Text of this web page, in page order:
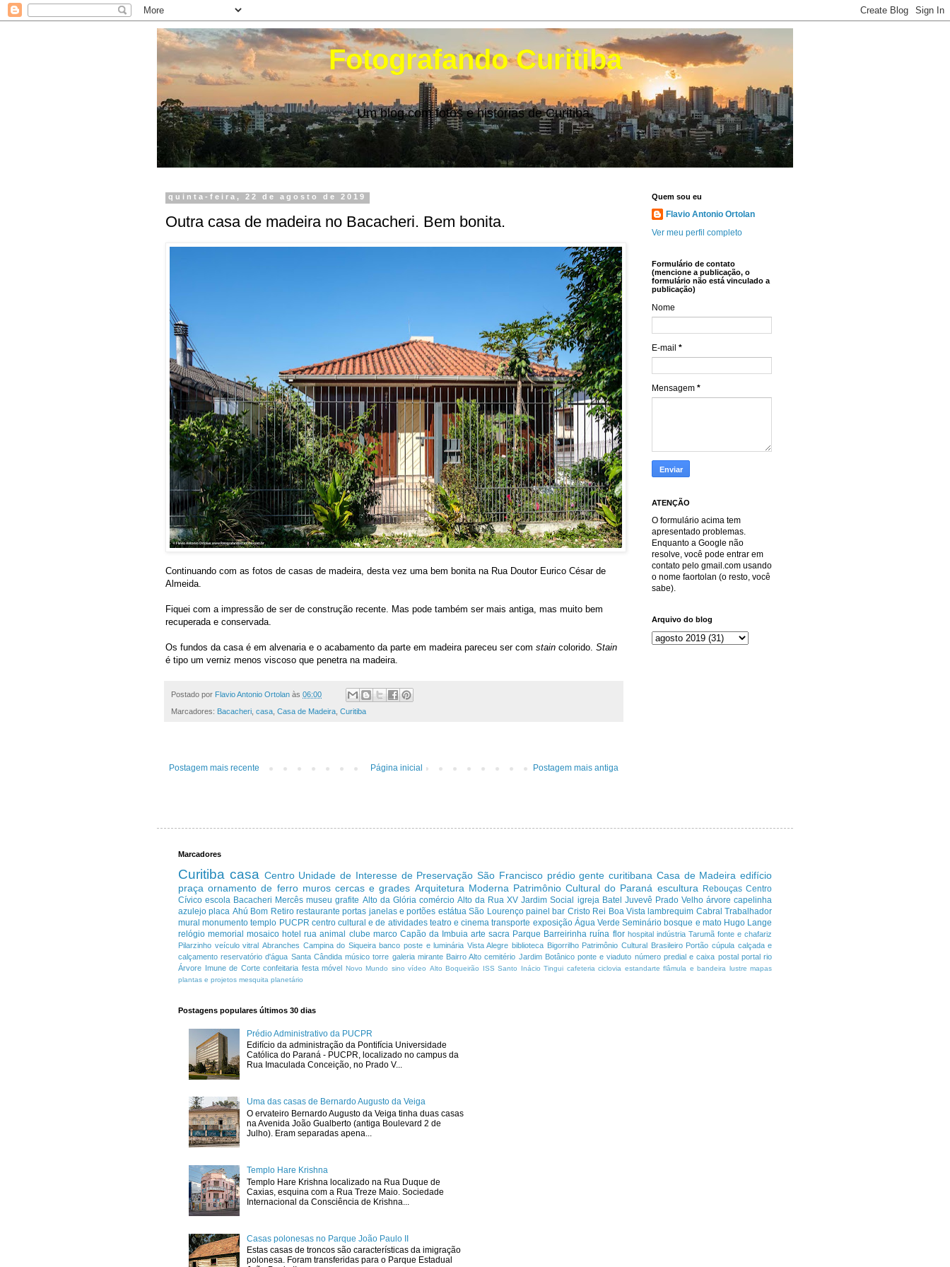
Fotografando Curitiba
Um blog com fotos e histórias de Curitiba.
quinta-feira, 22 de agosto de 2019
Outra casa de madeira no Bacacheri. Bem bonita.
Continuando com as fotos de casas de madeira, desta vez uma bem bonita na Rua Doutor Eurico César de
Almeida.
Fiquei com a impressão de ser de construção recente. Mas pode também ser mais antiga, mas muito bem
recuperada e conservada.
Os fundos da casa é em alvenaria e o acabamento da parte em madeira pareceu ser com stain colorido. Stain
é tipo um verniz menos viscoso que penetra na madeira.
Postado por Flavio Antonio Ortolan às 06:00
Marcadores: Bacacheri casa Casa de Madeira Curitiba
Postagem mais recente Postagem mais antiga
Página inicial
Quem sou eu
Flavio Antonio Ortolan
Ver meu perfil completo
Formulário de contato
(mencione a publicação, o
formulário não está vinculado a
publicação)
Nome
E-mail *
Mensagem *
ATENÇÃO
O formulário acima tem
apresentado problemas.
Enquanto a Google não
resolve, você pode entrar em
contato pelo gmail.com usando
o nome faortolan (o resto, você
sabe).
Arquivo do blog
Marcadores
Curitiba casa Centro Unidade de Interesse de Preservação São Francisco prédio gente curitibana Casa de Madeira edifício
praça ornamento de ferro muros cercas e grades Arquitetura Moderna Patrimônio Cultural do Paraná escultura Rebouças Centro
Cívico escola Bacacheri Mercês museu grafite Alto da Glória comércio Alto da Rua XV Jardim Social igreja Batel Juvevê Prado Velho árvore capelinha
azulejo placa Ahú Bom Retiro restaurante portas janelas e portões estátua São Lourenço painel bar Cristo Rei Boa Vista lambrequim Cabral Trabalhador
mural monumento templo PUCPR centro cultural e de atividades teatro e cinema transporte exposição Água Verde Seminário bosque e mato Hugo Lange
relógio memorial mosaico hotel rua animal clube marco Capão da Imbuia arte sacra Parque Barreirinha ruína flor hospital indústria Tarumã fonte e chafariz
Pilarzinho veículo vitral Abranches Campina do Siqueira banco poste e luminária Vista Alegre biblioteca Bigorrilho Patrimônio Cultural Brasileiro Portão cúpula calçada e
calçamento reservatório d'água Santa Cândida músico torre galeria mirante Bairro Alto cemitério Jardim Botânico ponte e viaduto número predial e caixa postal portal rio
Árvore Imune de Corte confeitaria festa móvel Novo Mundo sino vídeo Alto Boqueirão ISS Santo Inácio Tingui cafeteria ciclovia estandarte flâmula e bandeira lustre mapas
plantas e projetos mesquita planetário
Postagens populares últimos 30 dias
Prédio Administrativo da PUCPR
Edifício da administração da Pontifícia Universidade
Católica do Paraná - PUCPR, localizado no campus da
Rua Imaculada Conceição, no Prado V...
Uma das casas de Bernardo Augusto da Veiga
O ervateiro Bernardo Augusto da Veiga tinha duas casas
na Avenida João Gualberto (antiga Boulevard 2 de
Julho). Eram separadas apena...
Templo Hare Krishna
Templo Hare Krishna localizado na Rua Duque de
Caxias, esquina com a Rua Treze Maio. Sociedade
Internacional da Consciência de Krishna...
Casas polonesas no Parque João Paulo II
Estas casas de troncos são características da imigração
polonesa. Foram transferidas para o Parque Estadual